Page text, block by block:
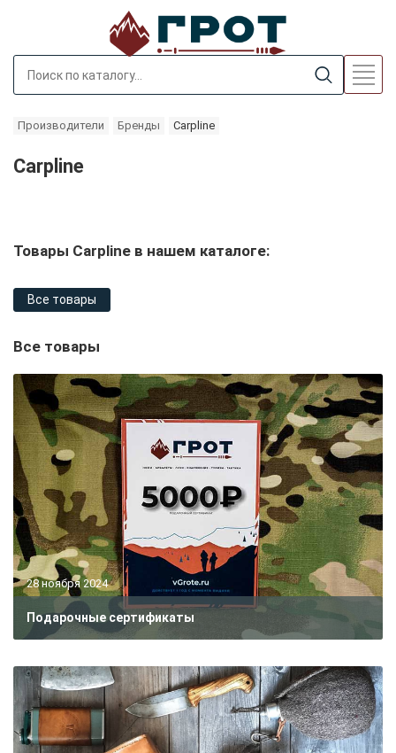
Производители Бренды Carpline
Carpline
Товары Carpline в нашем каталоге:
Все товары
Все товары
28 ноября 2024
Подарочные сертификаты